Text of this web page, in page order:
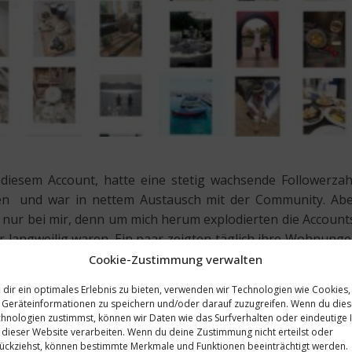
Cookie-Zustimmung verwalten
dir ein optimales Erlebnis zu bieten, verwenden wir Technologien wie Cookies,
Geräteinformationen zu speichern und/oder darauf zuzugreifen. Wenn du
zustimmst, können wir Daten wie das Surfverhalten oder eindeutige
dieser Website verarbeiten. Wenn du deine Zustimmung nicht erteilst oder
können bestimmte Merkmale und Funktionen beeinträchtigt werden.
Account, hatte eine stetig wachsende
und war in nettem Austausch mit der Community.
bei mir, denn um mich herum explodierten die
langweilig waren. Ein paar zeigten täglich ihre
und immer wieder. Dafür wuchs ihre Community
Diese und ihre Deko hätte man aber leider 1:1
aus. Während ich bei 4.000 Follower so dahin
kamen sie über 10 k, mein Account stagnierte.
Fashion Posts. Tja, und irgendwann war ich so frustriert,